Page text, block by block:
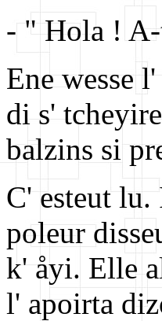
- " Hola !
Ene wesse
di s'
balzins si
C' esteut
poleur
k' åyi. Elle
l' apoirta